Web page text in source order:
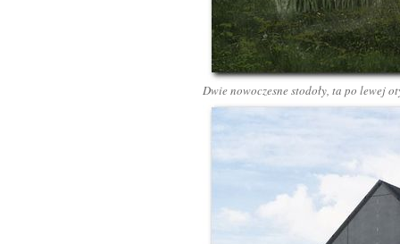
Dwie nowoczesne stodoły, ta po lewej